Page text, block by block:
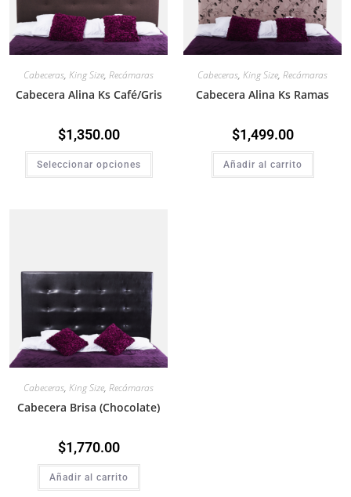
Cabeceras, King Size, Recámaras
Cabecera Alina Ks Café/Gris
$1,350.00
Seleccionar opciones
Cabeceras, King Size, Recámaras
Cabecera Alina Ks Ramas
$1,499.00
Añadir al carrito
Cabeceras, King Size, Recámaras
Cabecera Brisa (Chocolate)
$1,770.00
Añadir al carrito